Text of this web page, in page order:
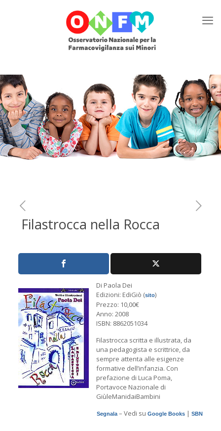
Filastrocca nella Rocca
Di Paola Dei
Edizioni: EdiGiò (sito)
Prezzo: 10,00€
Anno: 2008
ISBN: 8862051034
Filastrocca scritta e illustrata, da
una pedagogista e scrittrice, da
sempre attenta alle esigenze
formative dell’infanzia. Con
prefazione di Luca Poma,
Portavoce Nazionale di
GiùleManidaiBambini
Segnala– Vedi suGoogle Books |SBN